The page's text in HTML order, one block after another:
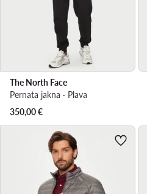
The North Face
Pernata jakna · Plava
350,00€